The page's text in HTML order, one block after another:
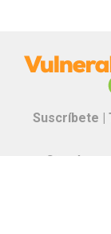
Suscríbete |